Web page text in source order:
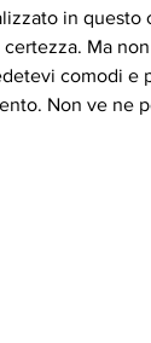
in questo
Ma
comodi e
Non ve ne